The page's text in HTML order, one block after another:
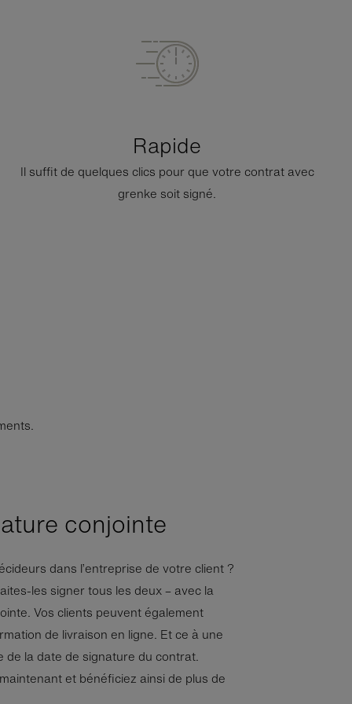
Rapide
Il suffit de quelques clics pour que votre contrat avec
grenke soit signé.
conjointe
dans l’entreprise de votre client ?
les signer tous les deux – avec la
Vos clients peuvent également
de livraison en ligne. Et ce à une
de la date de signature du contrat.
et bénéficiez ainsi de plus de